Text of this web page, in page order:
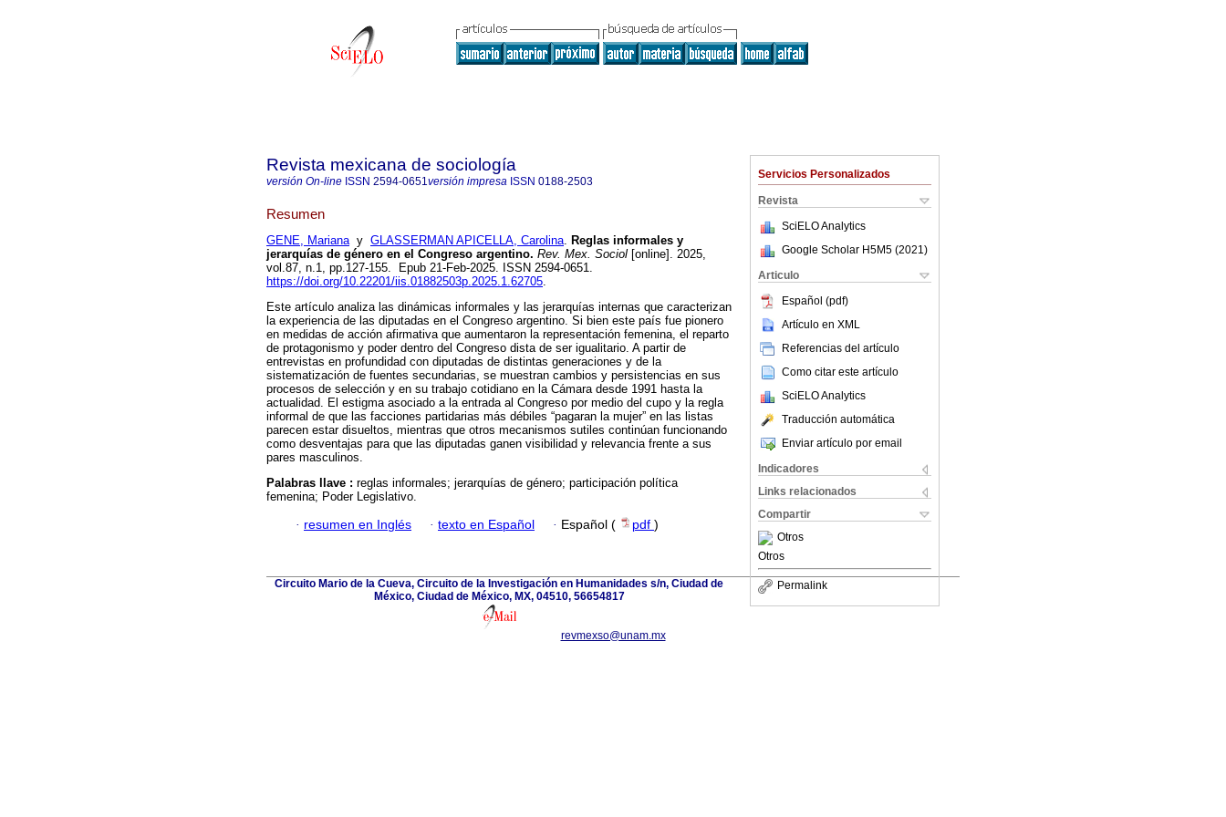
Servicios Personalizados
Revista
SciELO Analytics
Google Scholar H5M5 (2021 )
Articulo
Español (pdf)
Artículo en XML
Referencias del artículo
Como citar este artículo
SciELO Analytics
Traducción automática
Enviar artículo por email
Indicadores
Links relacionados
Compartir
Otros
Otros
Permalink
Revista mexicana de sociología
versión On-line ISSN 2594-0651versión impresa ISSN 0188-2503
Resumen
GENE, Marianay GLASSERMAN APICELLA, Carolina. Reglas informales y
jerarquías de género en el Congreso argentino. Rev. Mex. Sociol [online]. 2025,
vol.87, n.1, pp.127-155. Epub 21-Feb-2025. ISSN 2594-0651.
https://doi.org/10.22201/iis.01882503p.2025.1.62705.
Este artículo analiza las dinámicas informales y las jerarquías internas que caracterizan
la experiencia de las diputadas en el Congreso argentino. Si bien este país fue pionero
en medidas de acción afirmativa que aumentaron la representación femenina, el reparto
de protagonismo y poder dentro del Congreso dista de ser igualitario. A partir de
entrevistas en profundidad con diputadas de distintas generaciones y de la
sistematización de fuentes secundarias, se muestran cambios y persistencias en sus
procesos de selección y en su trabajo cotidiano en la Cámara desde 1991 hasta la
actualidad. El estigma asociado a la entrada al Congreso por medio del cupo y la regla
informal de que las facciones partidarias más débiles “pagaran la mujer” en las listas
parecen estar disueltos, mientras que otros mecanismos sutiles continúan funcionando
como desventajas para que las diputadas ganen visibilidad y relevancia frente a sus
pares masculinos.
Palabras llave : reglas informales; jerarquías de género; participación política
femenina; Poder Legislativo.
· resumen en Inglés · texto en Español · Español ( pdf )
Circuito Mario de la Cueva, Circuito de la Investigación en Humanidades s/n, Ciudad de
México, Ciudad de México, MX, 04510, 56654817
revmexso@unam.mx